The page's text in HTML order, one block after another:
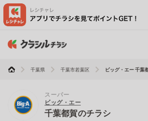
千葉県 千葉市若葉区 ビッグ・エー 千葉
スーパー
ビッグ・エー
千葉都賀のチラシ